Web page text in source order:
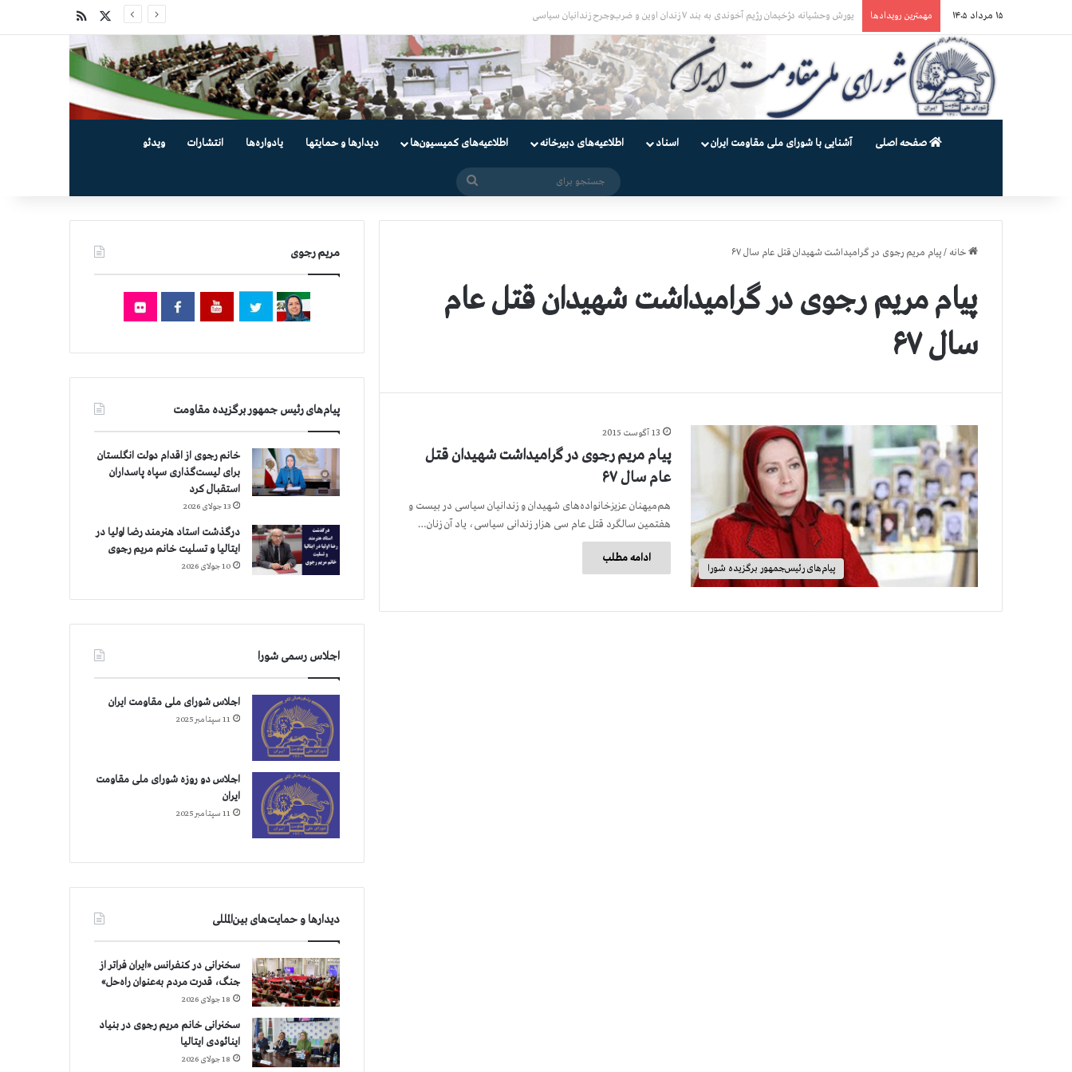
۱۵ مرداد ۱۴۰۵ مهمترین رویدادها یورش وحشیانه گارد زندان اوین به سالن ۵ بند ۷ و ضرب و شتم زندانیان
صفحه اصلی آشنایی با شورای ملی مقاومت ایران اسناد اطلاعیه‌های دبیرخانه اطلاعیه‌های کمیسیون‌‌ها دیدارها و حمایتها یادواره‌ها انتشارات ویدئو
خانه /پیام مریم رجوی در گرامیداشت شهیدان قتل عام سال ۶۷
پیام مریم رجوی در گرامیداشت شهیدان قتل عام
سال ۶۷
پیام‌های رئیس‌جمهور برگزیده شورا
13 آگوست 2015
پیام مریم رجوی در گرامیداشت شهیدان قتل
عام سال ۶۷
هم‌میهنان عزیزخانواده‌های شهیدان و زندانیان سیاسی در بیست و
هفتمین سالگرد قتل عام سی هزار زندانی سیاسی، یاد آن زنان…
ادامه مطلب
مریم رجوی
پیام‌های رئیس جمهور برگزیده مقاومت
خانم رجوی از اقدام دولت انگلستان
برای لیست‌گذاری سپاه پاسداران
استقبال کرد
13 جولای 2026
درگذشت استاد هنرمند رضا اولیا در
ایتالیا و تسلیت خانم مریم رجوی
10 جولای 2026
اجلاس رسمی شورا
اجلاس شورای ملی مقاومت ایران
11 سپتامبر 2025
اجلاس دو روزه شورای ملی مقاومت
ایران
11 سپتامبر 2025
دیدارها و حمایت‌های بین‌المللی
سخنرانی در کنفرانس «ایران فراتر از
جنگ، قدرت مردم به‌عنوان راه‌حل»
18 جولای 2026
سخنرانی خانم مریم رجوی در بنیاد
اینائودی ایتالیا
18 جولای 2026